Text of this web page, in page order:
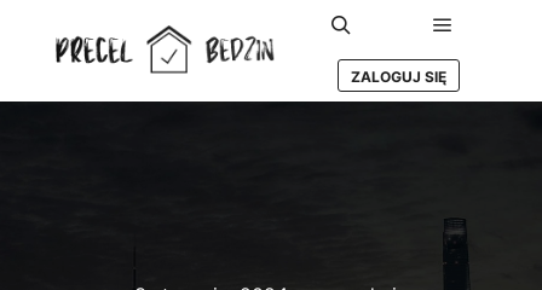
Szukaj Główne
ZALOGUJ SIĘ